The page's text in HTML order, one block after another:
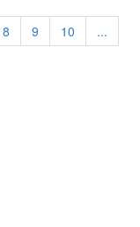
8 9 10
...